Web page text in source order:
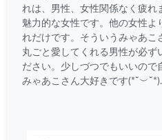
れは、男性、女性関係なく疲れ
魅力的な女性です。他の女性よ
れだけです。そういうみゃあこ
丸ごと愛してくれる男性が必ず
ださい。少しづつでもいいので
みゃあこさん大好きです